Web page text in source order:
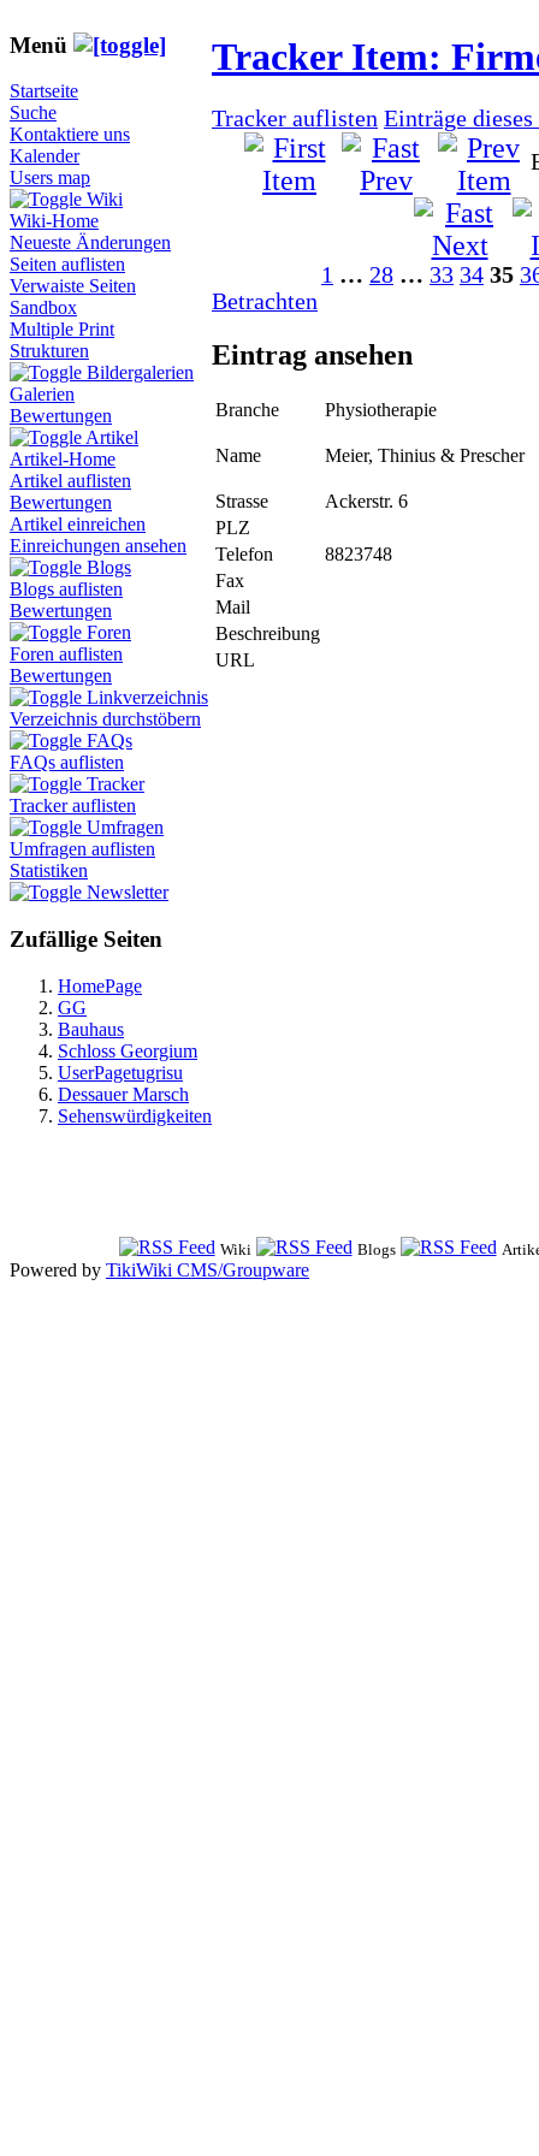
Menü
Startseite
Suche
Kontaktiere uns
Kalender
Users map
Wiki
Wiki-Home
Neueste Änderungen
Seiten auflisten
Verwaiste Seiten
Sandbox
Multiple Print
Strukturen
Bildergalerien
Galerien
Bewertungen
Artikel
Artikel-Home
Artikel auflisten
Bewertungen
Artikel einreichen
Einreichungen ansehen
Blogs
Blogs auflisten
Bewertungen
Foren
Foren auflisten
Bewertungen
Linkverzeichnis
Verzeichnis durchstöbern
FAQs
FAQs auflisten
Tracker
Tracker auflisten
Umfragen
Umfragen auflisten
Statistiken
Newsletter
Zufällige Seiten
HomePage
GG
Bauhaus
Schloss Georgium
UserPagetugrisu
Dessauer Marsch
Sehenswürdigkeiten
Tracker Item:
Tracker auflisten Einträge dieses
1 … 28 … 33 34 35
Betrachten
Eintrag ansehen
Branche Physiotherapie
Name Meier, Thinius & Prescher
Strasse
Ackerstr. 6
PLZ
Telefon
8823748
Fax
Mail
Beschreibung
URL
Wiki Blogs
Powered by TikiWiki CMS/Groupware